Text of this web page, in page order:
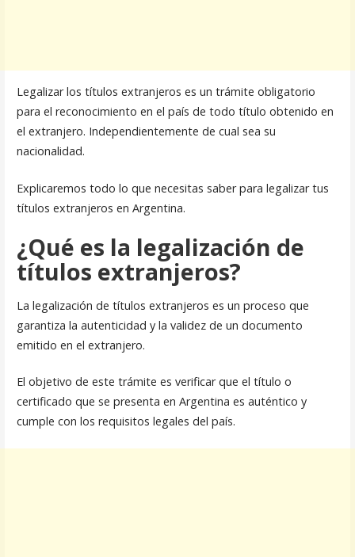
Legalizar los títulos extranjeros es un trámite obligatorio
para el reconocimiento en el país de todo título obtenido en
el extranjero. Independientemente de cual sea su
nacionalidad.
Explicaremos todo lo que necesitas saber para legalizar tus
títulos extranjeros en Argentina.
¿Qué es la legalización de
títulos extranjeros?
La legalización de títulos extranjeros es un proceso que
garantiza la autenticidad y la validez de un documento
emitido en el extranjero.
El objetivo de este trámite es verificar que el título o
certificado que se presenta en Argentina es auténtico y
cumple con los requisitos legales del país.